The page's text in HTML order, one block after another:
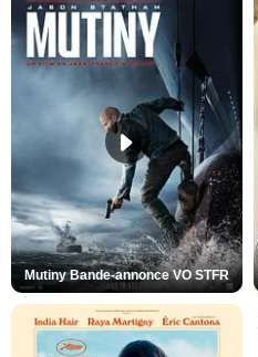
Mutiny Bande-annonce VO STFR